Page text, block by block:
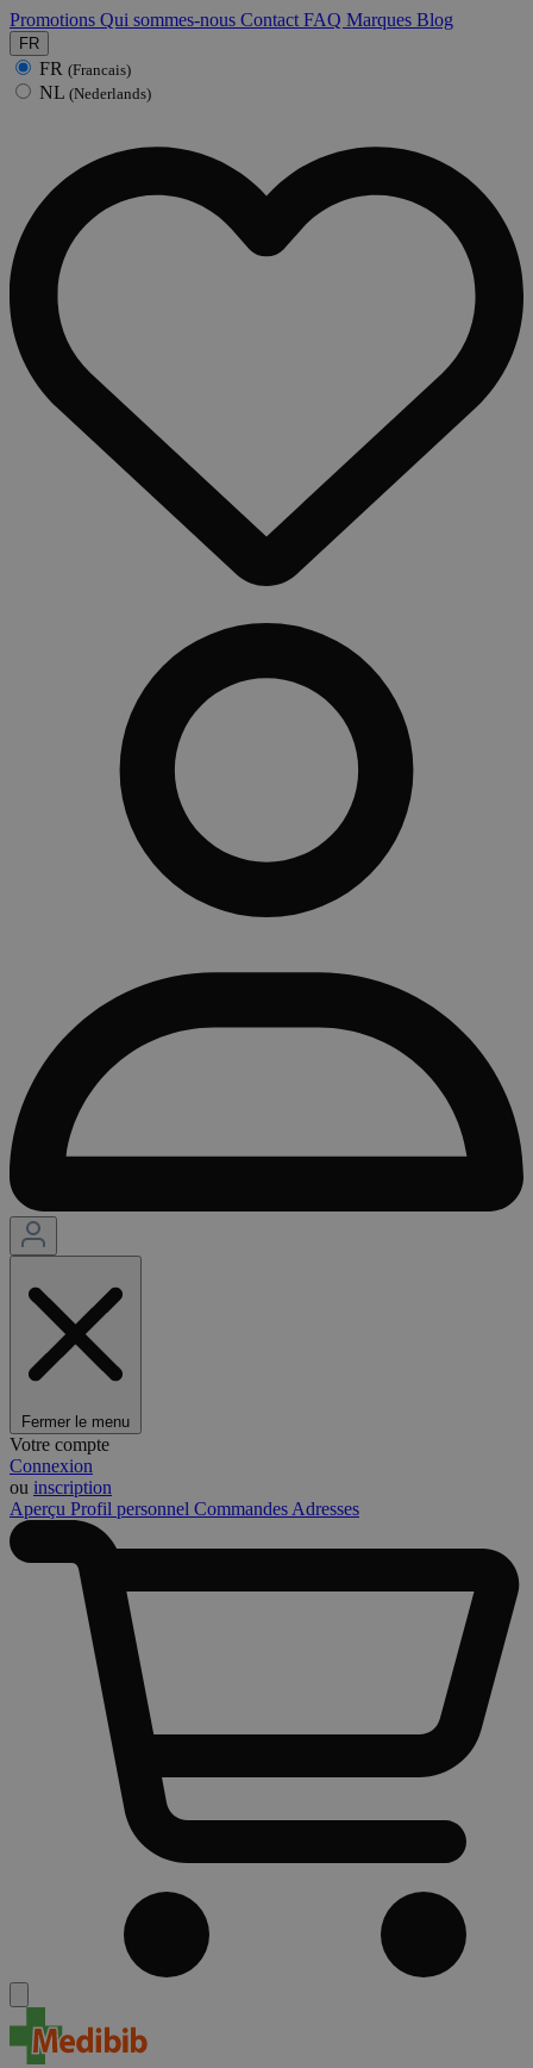
Promotions Qui sommes-nous Contact FAQ Marques Blog
FR
FR (Francais)
NL (Nederlands)
Fermer le menu
Votre compte
Connexion
ou inscription
Aperçu Profil personnel Commandes Adresses